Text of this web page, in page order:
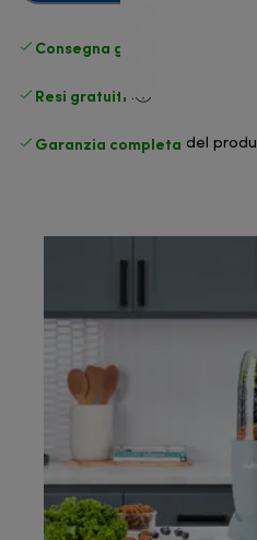
Consegna gratuita standard
Resi gratuiti .
Garanzia completa del